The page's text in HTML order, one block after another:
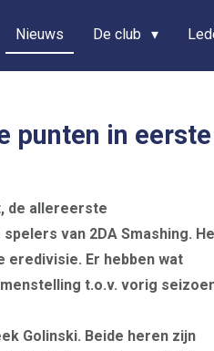
Nieuws De club
punten in
de allereerste
van 2DA Smashing.
eredivisie. Er hebben wat
t.o.v. vorig
Golinski. Beide heren zijn